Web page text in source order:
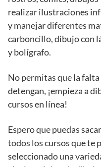
realizar ilustraciones
y manejar diferentes
carboncillo, dibujo con
y bolígrafo.
No permitas que la
detengan, ¡empieza a
cursos en línea!
Espero que puedas
todos los cursos que te
seleccionado una